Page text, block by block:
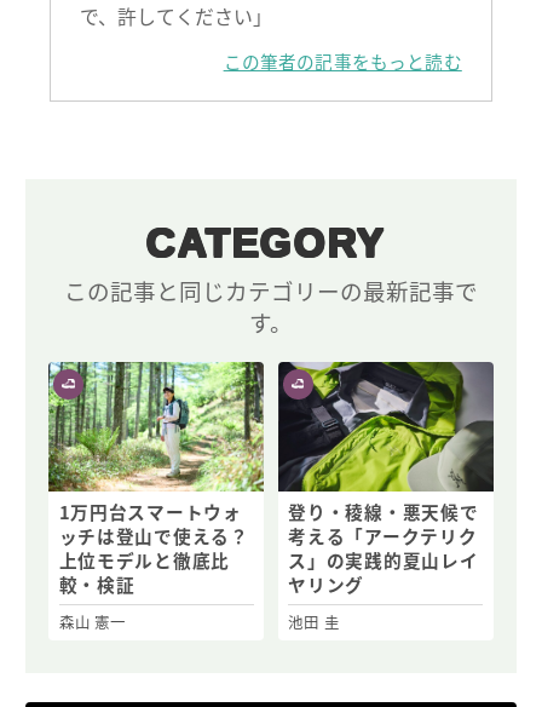
で、許してください」
この筆者の記事をもっと読む
CATEGORY
この記事と同じカテゴリーの最新記事で
す。
1万円台スマートウォ
ッチは登山で使える？
上位モデルと徹底比
較・検証
森山 憲一
登り・稜線・悪天候で
考える「アークテリク
ス」の実践的夏山レイ
ヤリング
池田 圭